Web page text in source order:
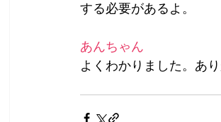
する必要があるよ。
あんちゃん
よくわかりました。あ